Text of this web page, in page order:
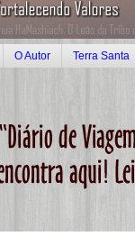
O Autor Terra Santa